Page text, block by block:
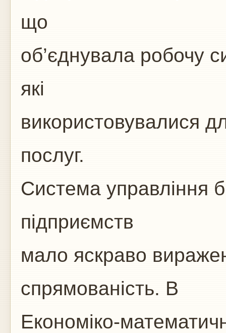
що
об’єднувала робочу
які
використовувалися
послуг.
Система управління
підприємств
мало яскраво
спрямованість. В
Економіко-